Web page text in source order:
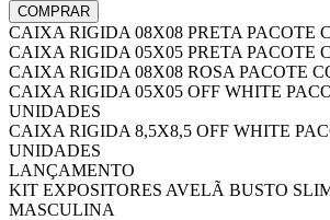
COMPRAR
CAIXA RIGIDA 08X08 PRETA PACOTE
CAIXA RIGIDA 05X05 PRETA PACOTE
CAIXA RIGIDA 08X08 ROSA PACOTE
CAIXA RIGIDA 05X05 OFF WHITE
UNIDADES
CAIXA RIGIDA 8,5X8,5 OFF WHITE
UNIDADES
LANÇAMENTO
KIT EXPOSITORES AVELÃ BUSTO
MASCULINA